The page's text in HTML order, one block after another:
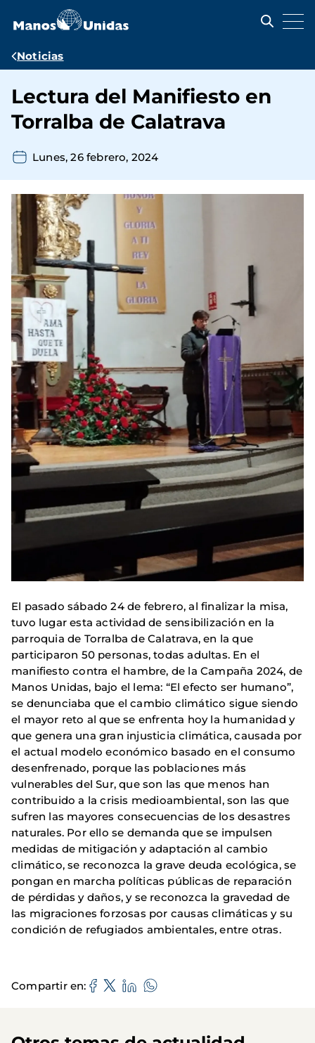
contenido
Ruta
navegación
Noticias
Lectura del Manifiesto en
Torralba de Calatrava
Lunes, 26 febrero, 2024
El pasado sábado 24 de febrero, al finalizar la misa,
tuvo lugar esta actividad de sensibilización en la
parroquia de Torralba de Calatrava, en la que
participaron 50 personas, todas adultas. En el
manifiesto contra el hambre, de la Campaña 2024, de
Manos Unidas, bajo el lema: “El efecto ser humano”,
se denunciaba que el cambio climático sigue siendo
el mayor reto al que se enfrenta hoy la humanidad y
que genera una gran injusticia climática, causada por
el actual modelo económico basado en el consumo
desenfrenado, porque las poblaciones más
vulnerables del Sur, que son las que menos han
contribuido a la crisis medioambiental, son las que
sufren las mayores consecuencias de los desastres
naturales. Por ello se demanda que se impulsen
medidas de mitigación y adaptación al cambio
climático, se reconozca la grave deuda ecológica, se
pongan en marcha políticas públicas de reparación
de pérdidas y daños, y se reconozca la gravedad de
las migraciones forzosas por causas climáticas y su
condición de refugiados ambientales, entre otras.
Compartir en